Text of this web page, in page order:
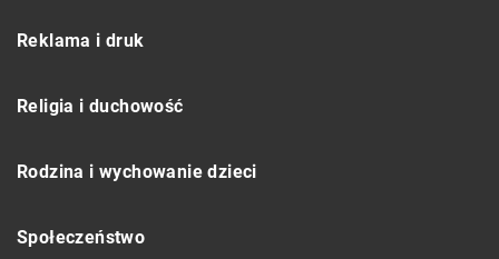
Reklama i druk
Religia i duchowość
Rodzina i wychowanie dzieci
Społeczeństwo